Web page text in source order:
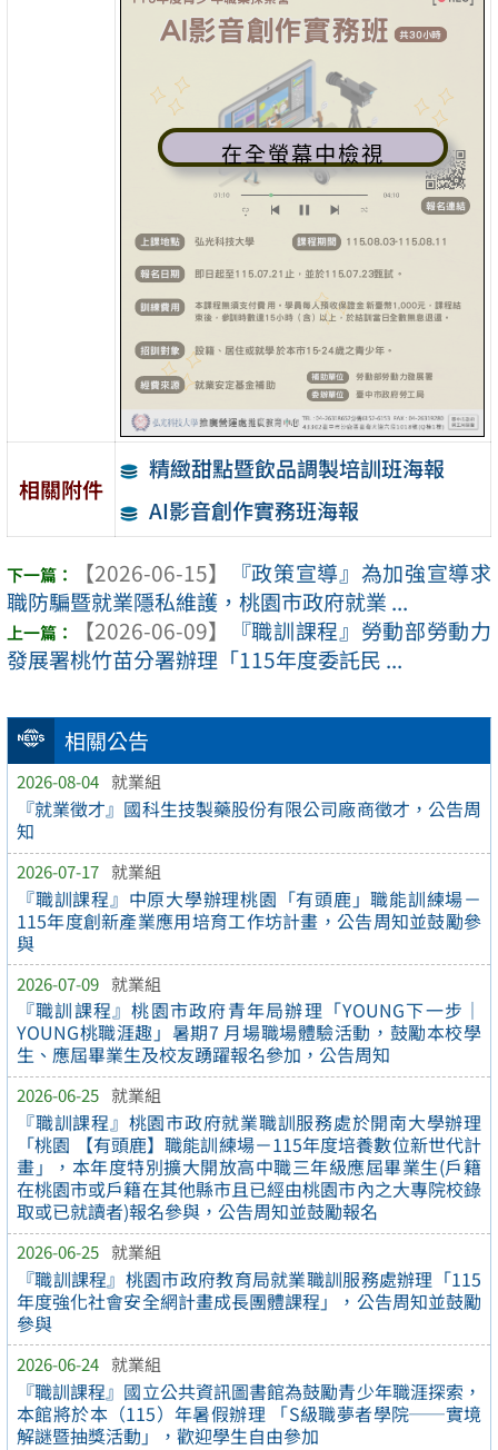
相關公告
2026-08-04 就業組
『就業徵才』國科生技製藥股份有限公司廠商徵才，公告周
知
2026-07-17 就業組
『職訓課程』中原大學辦理桃園「有頭鹿」職能訓練場－
115年度創新產業應用培育工作坊計畫，公告周知並鼓勵參
與
2026-07-09 就業組
『職訓課程』桃園市政府青年局辦理「YOUNG下一步｜
YOUNG桃職涯趣」暑期7 月場職場體驗活動，鼓勵本校學
生、應屆畢業生及校友踴躍報名參加，公告周知
2026-06-25 就業組
『職訓課程』桃園市政府就業職訓服務處於開南大學辦理
「桃園 【有頭鹿】職能訓練場－115年度培養數位新世代計
畫」，本年度特別擴大開放高中職三年級應屆畢業生(戶籍
在桃園市或戶籍在其他縣市且已經由桃園市內之大專院校錄
取或已就讀者)報名參與，公告周知並鼓勵報名
2026-06-25 就業組
『職訓課程』桃園市政府教育局就業職訓服務處辦理「115
年度強化社會安全網計畫成長團體課程」，公告周知並鼓勵
參與
2026-06-24 就業組
『職訓課程』國立公共資訊圖書館為鼓勵青少年職涯探索，
本館將於本（115）年暑假辦理 「S級職夢者學院──實境
解謎暨抽獎活動」，歡迎學生自由參加
在全螢幕中檢視
相關附件
精緻甜點暨飲品調製培訓班海報
AI影音創作實務班海報
【2026-06-15】
『政策宣導』為加強宣導求
職防騙暨就業隱私維護，桃園市政府就業 ...
【2026-06-09】
『職訓課程』勞動部勞動力
發展署桃竹苗分署辦理「115年度委託民 ...